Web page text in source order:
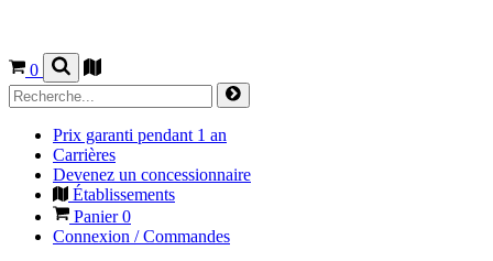
0
Prix garanti pendant 1 an
Carrières
Devenez un concessionnaire
Établissements
Panier0
Connexion / Commandes